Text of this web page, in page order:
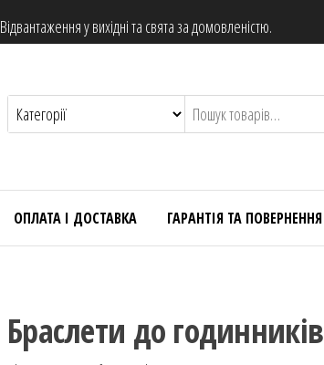
Відвантаження у вихідні та свята за домовленістю.
ОПЛАТА І ДОСТАВКА ГАРАНТІЯ ТА ПОВЕРНЕННЯ
Браслети до годинників